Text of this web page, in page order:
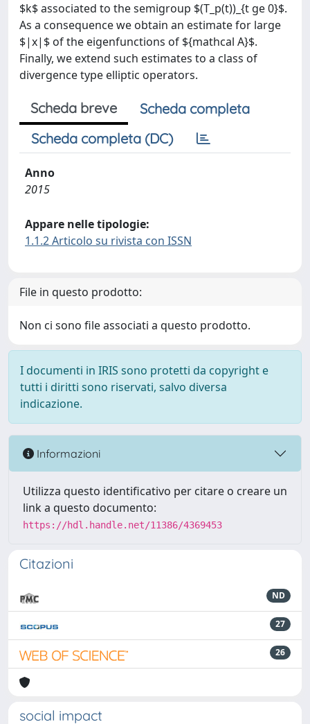
$k$ associated to the semigroup $(T_p(t))_{t ge 0}$.
As a consequence we obtain an estimate for large
$|x|$ of the eigenfunctions of ${mathcal A}$.
Finally, we extend such estimates to a class of
divergence type elliptic operators.
Scheda breve
Scheda completa
Scheda completa (DC)
Anno
2015
Appare nelle tipologie:
1.1.2 Articolo su rivista con ISSN
File in questo prodotto:
Non ci sono file associati a questo prodotto.
I documenti in IRIS sono protetti da copyright e
tutti i diritti sono riservati, salvo diversa
indicazione.
Informazioni
Utilizza questo identificativo per citare o creare un
link a questo documento:
https://hdl.handle.net/11386/4369453
Citazioni
ND
27
26
social impact